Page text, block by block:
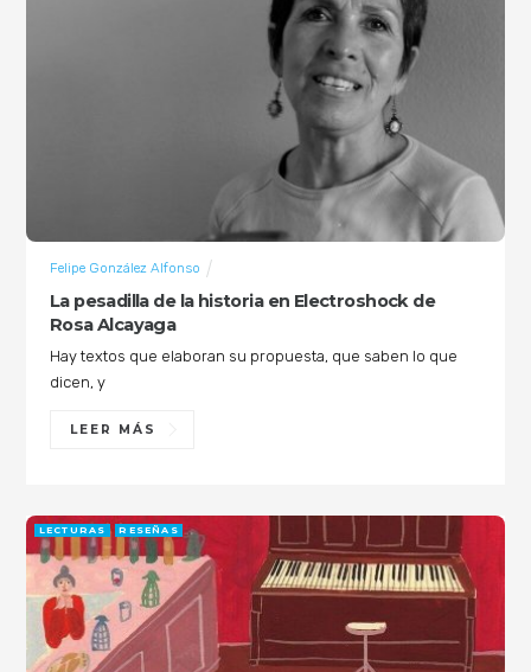
La pesadilla de la historia en Electroshock de
Rosa Alcayaga
Felipe González Alfonso
Hay textos que elaboran su propuesta, que saben lo que
dicen, y
LEER MÁS
LECTURAS RESEÑAS